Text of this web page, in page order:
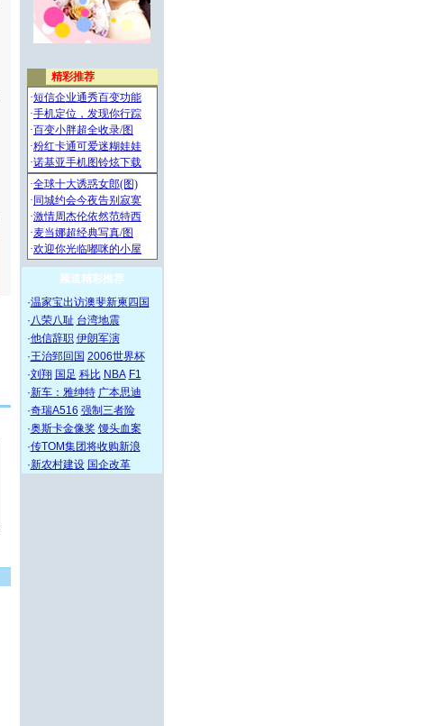
频道精彩推荐
·温家宝出访澳斐新柬四国
·八荣八耻 台湾地震
·他信辞职 伊朗军演
·王治郅回国 2006世界杯
·刘翔 国足 科比 NBA F1
·新车：雅绅特 广本思迪
·奇瑞A516 强制三者险
·奥斯卡金像奖 馒头血案
·传TOM集团将收购新浪
·新农村建设 国企改革